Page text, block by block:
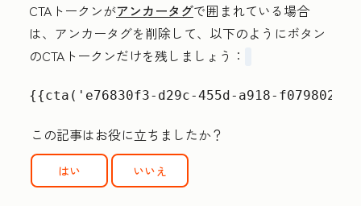
CTAトークンがアンカータグで囲まれている場合
は、アンカータグを削除して、以下のようにボタン
のCTAトークンだけを残しましょう：
{{cta('e76830f3-d29c-455d-a918-
この記事はお役に立ちましたか？
はい いいえ